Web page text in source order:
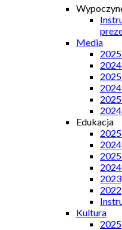
Media
2025
Edukacja
2025
2024
2023
2022
Kultura
2025